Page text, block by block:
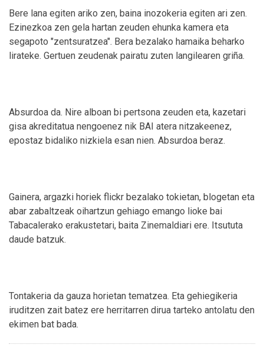
Bere lana egiten ariko zen, baina inozokeria egiten ari zen.
Ezinezkoa zen gela hartan zeuden ehunka kamera eta
segapoto "zentsuratzea". Bera bezalako hamaika beharko
lirateke. Gertuen zeudenak pairatu zuten langilearen griña.
Absurdoa da. Nire alboan bi pertsona zeuden eta, kazetari
gisa akreditatua nengoenez nik BAI atera nitzakeenez,
epostaz bidaliko nizkiela esan nien. Absurdoa beraz.
Gainera, argazki horiek flickr bezalako tokietan, blogetan eta
abar zabaltzeak oihartzun gehiago emango lioke bai
Tabacalerako erakustetari, baita Zinemaldiari ere. Itsututa
daude batzuk.
Tontakeria da gauza horietan tematzea. Eta gehiegikeria
iruditzen zait batez ere herritarren dirua tarteko antolatu den
ekimen bat bada.